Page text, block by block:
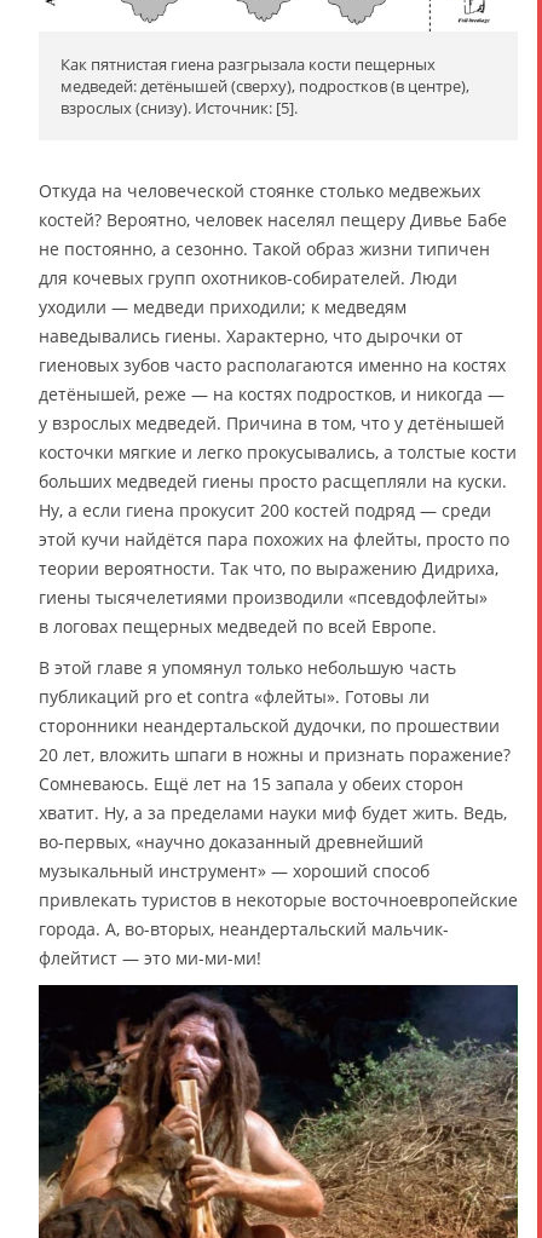
Как пятнистая гиена разгрызала кости пещерных
медведей: детёнышей (сверху), подростков (в центре),
взрослых (снизу). Источник: [5].
Откуда на человеческой стоянке столько медвежьих
костей? Вероятно, человек населял пещеру Дивье Бабе
не постоянно, а сезонно. Такой образ жизни типичен
для кочевых групп охотников-собирателей. Люди
уходили — медведи приходили; к медведям
наведывались гиены. Характерно, что дырочки от
гиеновых зубов часто располагаются именно на костях
детёнышей, реже — на костях подростков, и никогда —
у взрослых медведей. Причина в том, что у детёнышей
косточки мягкие и легко прокусывались, а толстые кости
больших медведей гиены просто расщепляли на куски.
Ну, а если гиена прокусит 200 костей подряд — среди
этой кучи найдётся пара похожих на флейты, просто по
теории вероятности. Так что, по выражению Дидриха,
гиены тысячелетиями производили «псевдофлейты»
в логовах пещерных медведей по всей Европе.
В этой главе я упомянул только небольшую часть
публикаций pro et contra «флейты». Готовы ли
сторонники неандертальской дудочки, по прошествии
20 лет, вложить шпаги в ножны и признать поражение?
Сомневаюсь. Ещё лет на 15 запала у обеих сторон
хватит. Ну, а за пределами науки миф будет жить. Ведь,
во-первых, «научно доказанный древнейший
музыкальный инструмент» — хороший способ
привлекать туристов в некоторые восточноевропейские
города. А, во-вторых, неандертальский мальчик-
флейтист — это ми-ми-ми!